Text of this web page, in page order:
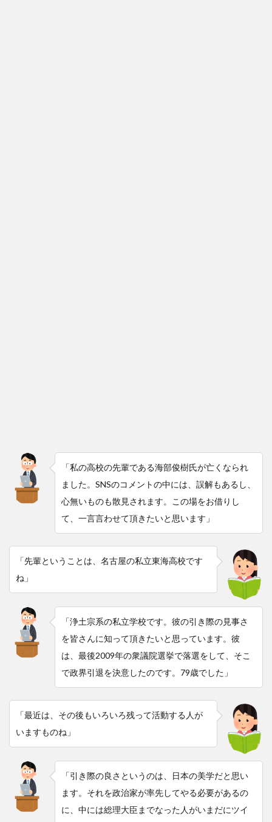
「私の高校の先輩である海部俊樹氏が亡くなられ
ました。SNSのコメントの中には、誤解もあるし、
心無いものも散見されます。この場をお借りし
て、一言言わせて頂きたいと思います」
「先輩ということは、名古屋の私立東海高校です
ね」
「浄土宗系の私立学校です。彼の引き際の見事さ
を皆さんに知って頂きたいと思っています。彼
は、最後2009年の衆議院選挙で落選をして、そこ
で政界引退を決意したのです。79歳でした」
「最近は、その後もいろいろ残って活動する人が
いますものね」
「引き際の良さというのは、日本の美学だと思い
ます。それを政治家が率先してやる必要があるの
に、中には総理大臣までなった人がいまだにツイ